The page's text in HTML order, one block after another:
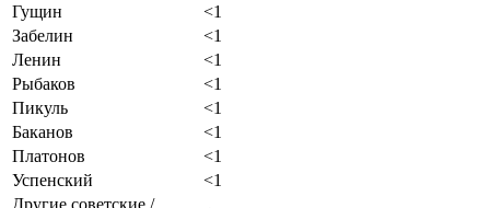
Гущин
<1
Забелин
<1
Ленин
<1
Рыбаков
<1
Пикуль
<1
Баканов
<1
Платонов
<1
Успенский
<1
Другие советские /